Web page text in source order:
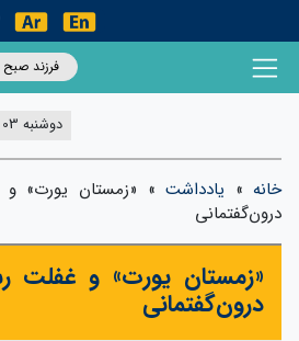
فرزند صبح
دوشنبه 03 اردیبهشت 1397، ساعت 11:18
خانه» یادداشت» «زمستان یورت»
درون‌گفتمانی
«زمستان یورت» و غفلت
درون‌گفتمانی